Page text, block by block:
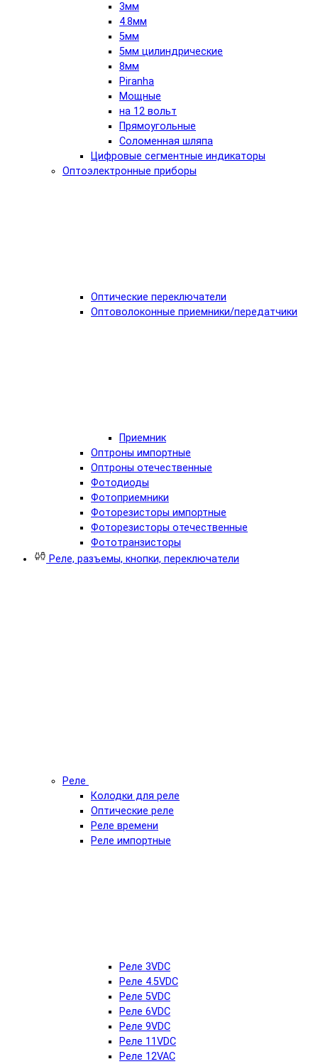
3мм
4.8мм
5мм
5мм цилиндрические
8мм
Piranha
Мощные
на 12 вольт
Прямоугольные
Соломенная шляпа
Цифровые сегментные индикаторы
Оптоэлектронные приборы
Оптические переключатели
Оптоволоконные приемники/передатчики
Приемник
Оптроны импортные
Оптроны отечественные
Фотодиоды
Фотоприемники
Фоторезисторы импортные
Фоторезисторы отечественные
Фототранзисторы
Реле, разъемы, кнопки, переключатели
Реле
Колодки для реле
Оптические реле
Реле времени
Реле импортные
Реле 3VDC
Реле 4.5VDC
Реле 5VDC
Реле 6VDC
Реле 9VDC
Реле 11VDC
Реле 12VAC